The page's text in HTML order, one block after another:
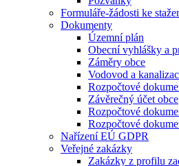
Formuláře-žádosti ke
Dokumenty
Územní plán
Obecní vyhlášky a
Záměry obce
Vodovod a
Rozpočtové
Závěrečný účet obce
Rozpočtové
Rozpočtové
Nařízení EÚ GDPR
Veřejné zakázky
Zakázky z profilu